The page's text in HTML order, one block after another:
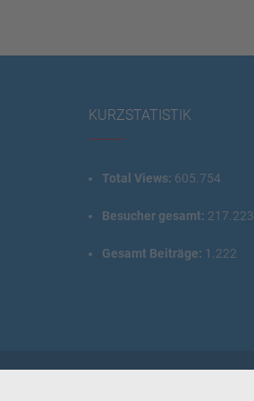
KURZSTATISTIK
Total Views: 605.754
Besucher gesamt: 217.223
Gesamt Beiträge: 1.222